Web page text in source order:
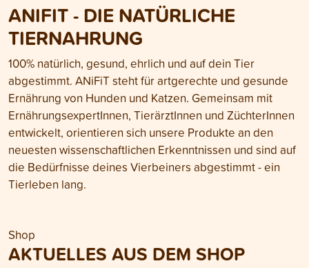
ANIFIT - DIE NATÜRLICHE
TIERNAHRUNG
100% natürlich, gesund, ehrlich und auf dein Tier
abgestimmt. ANiFiT steht für artgerechte und gesunde
Ernährung von Hunden und Katzen. Gemeinsam mit
ErnährungsexpertInnen, TierärztInnen und ZüchterInnen
entwickelt, orientieren sich unsere Produkte an den
neuesten wissenschaftlichen Erkenntnissen und sind auf
die Bedürfnisse deines Vierbeiners abgestimmt - ein
Tierleben lang.
Shop
AKTUELLES AUS DEM SHOP